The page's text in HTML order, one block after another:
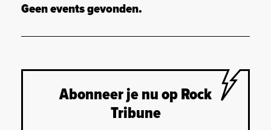
Geen events gevonden.
Abonneer je nu op Rock
Tribune